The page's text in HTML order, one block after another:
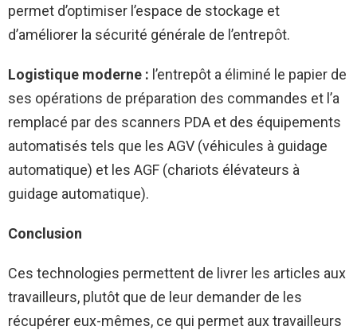
permet d’optimiser l’espace de stockage et
d’améliorer la sécurité générale de l’entrepôt.
Logistique moderne : l’entrepôt a éliminé le papier de
ses opérations de préparation des commandes et l’a
remplacé par des scanners PDA et des équipements
automatisés tels que les AGV (véhicules à guidage
automatique) et les AGF (chariots élévateurs à
guidage automatique).
Conclusion
Ces technologies permettent de livrer les articles aux
travailleurs, plutôt que de leur demander de les
récupérer eux-mêmes, ce qui permet aux travailleurs